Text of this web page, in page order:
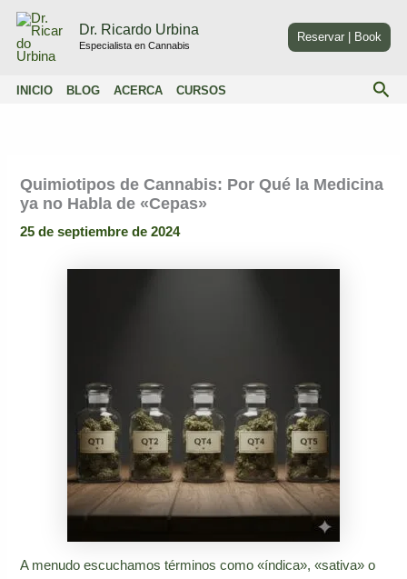
contenido
Dr. Ricardo Urbina
Especialista en Cannabis
Reservar | Book
INICIO BLOG ACERCA CURSOS
Quimiotipos de Cannabis: Por Qué la Medicina
ya no Habla de «Cepas»
25 de septiembre de 2024
A menudo escuchamos términos como «índica», «sativa» o